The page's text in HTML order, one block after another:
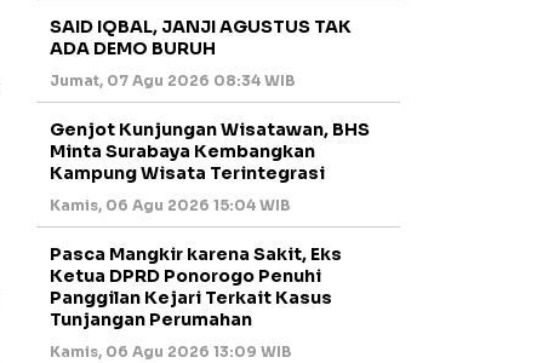
SAID IQBAL, JANJI AGUSTUS TAK
ADA DEMO BURUH
Jumat, 07 Agu 2026 08:34 WIB
Genjot Kunjungan Wisatawan, BHS
Minta Surabaya Kembangkan
Kampung Wisata Terintegrasi
Kamis, 06 Agu 2026 15:04 WIB
Pasca Mangkir karena Sakit, Eks
Ketua DPRD Ponorogo Penuhi
Panggilan Kejari Terkait Kasus
Tunjangan Perumahan
Kamis, 06 Agu 2026 13:09 WIB